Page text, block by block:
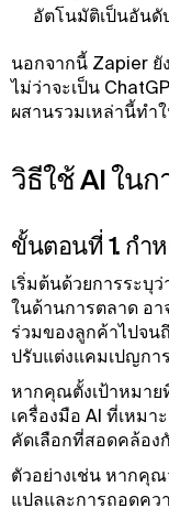
อัตโนมัติเป็นอัน
นอกจากนี้ Zapier ยั
ไม่ว่าจะเป็น
ผสานรวมเหล่านี้ทํา
วิธีใช้ AI ใน
ขั้นตอนที่ 1. กํา
เริ่มต้นด้วยการระบุ
ในด้านการตลาด อา
ร่วมของลูกค้าไปจน
ปรับแต่งแคมเปญกา
หากคุณตั้งเป้าหมาย
เครื่องมือ AI ที่เหม
คัดเลือกที่สอดคล้อง
ตัวอย่างเช่น หากคุ
แปลและการถอดคว